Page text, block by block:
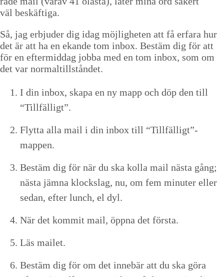
väl beskäftiga.
Så, jag erb­jud­er dig idag möj­ligheten att få erfara hur
det är att ha en ekande tom inbox. Bestäm dig för att
för en efter­mid­dag job­ba med en tom inbox, som om
det var normaltillståndet.
I din inbox, ska­pa en ny mapp och döp den till
“Tillfäl­ligt”.
Fly­t­ta alla mail i din inbox till “Tillfälligt”-
mappen.
Bestäm dig för när du ska kol­la mail näs­ta gång;
näs­ta jäm­na klock­slag, nu, om fem minut­er eller
sedan, efter lunch, el dyl.
När det kom­mit mail, öpp­na det första.
Läs mailet.
Bestäm dig för om det innebär att du ska göra